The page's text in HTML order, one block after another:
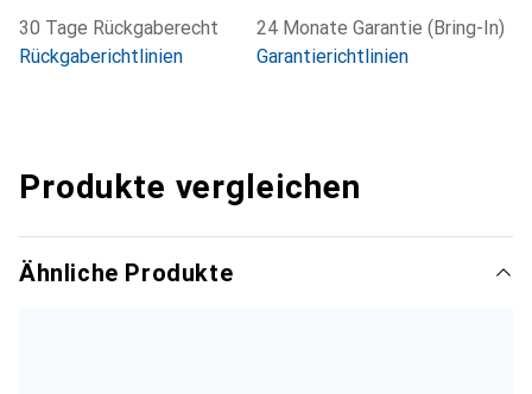
30 Tage Rückgaberecht
Rückgaberichtlinien
24 Monate Garantie (Bring-In)
Garantierichtlinien
Produkte vergleichen
Ähnliche Produkte